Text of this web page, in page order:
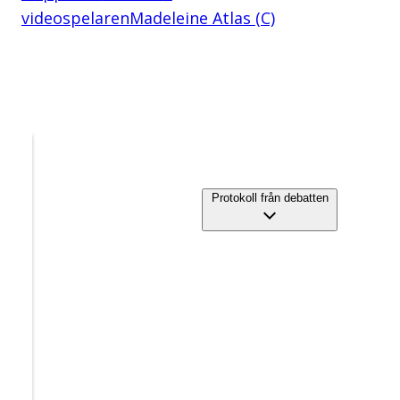
videospelarenMadeleine Atlas (C)
Protokoll från debatten